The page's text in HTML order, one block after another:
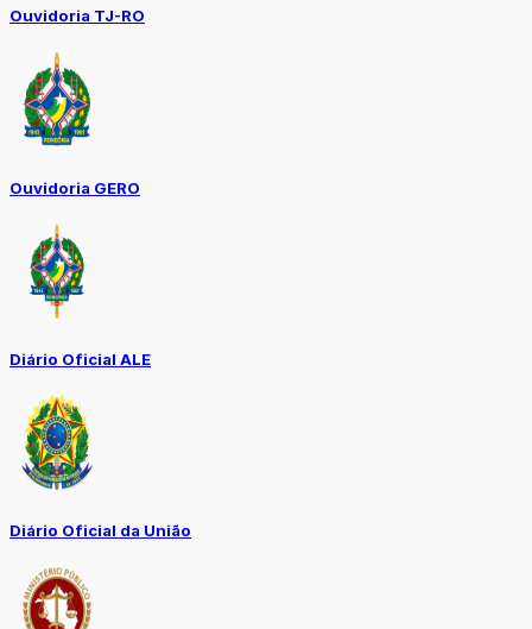
Ouvidoria TJ-RO
Ouvidoria GERO
Diário Oficial ALE
Diário Oficial da União